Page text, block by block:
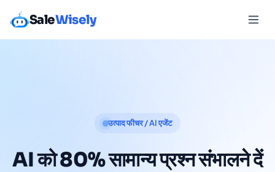
SaleWisely
उत्पाद फीचर / AI एजेंट
AI को 80% सामान्य प्रश्न संभालने दें